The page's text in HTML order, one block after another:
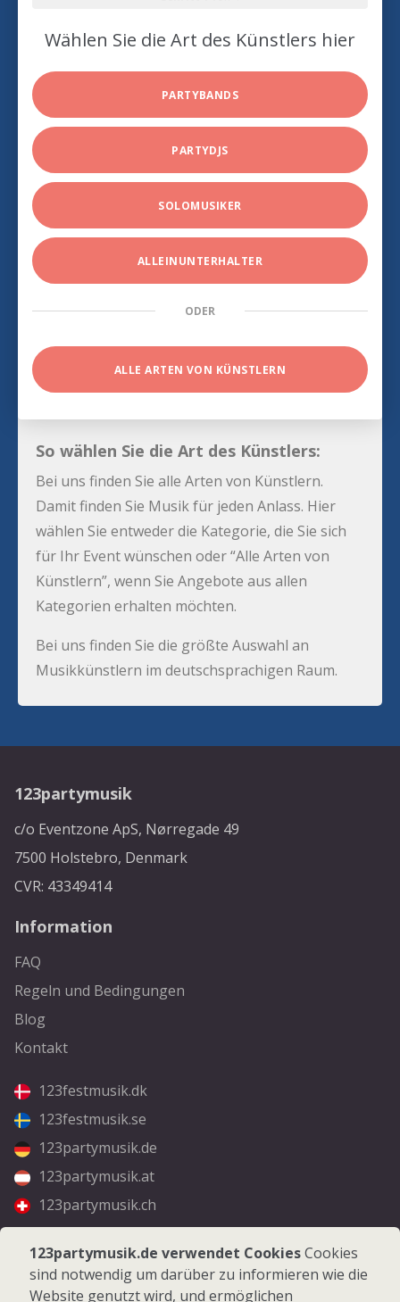
Wählen Sie die Art des Künstlers hier
PARTYBANDS
PARTYDJS
SOLOMUSIKER
ALLEINUNTERHALTER
ODER
ALLE ARTEN VON KÜNSTLERN
So wählen Sie die Art des Künstlers:
Bei uns finden Sie alle Arten von Künstlern.
Damit finden Sie Musik für jeden Anlass. Hier
wählen Sie entweder die Kategorie, die Sie sich
für Ihr Event wünschen oder “Alle Arten von
Künstlern”, wenn Sie Angebote aus allen
Kategorien erhalten möchten.
Bei uns finden Sie die größte Auswahl an
Musikkünstlern im deutschsprachigen Raum.
123partymusik
c/o Eventzone ApS, Nørregade 49
7500 Holstebro, Denmark
CVR: 43349414
Information
FAQ
Regeln und Bedingungen
Blog
Kontakt
123festmusik.dk
123festmusik.se
123partymusik.de
123partymusik.at
123partymusik.ch
Folgen Sie uns
Facebook
123partymusik.de verwendet CookiesCookies
sind notwendig um darüber zu informieren wie die
Website genutzt wird, und ermöglichen